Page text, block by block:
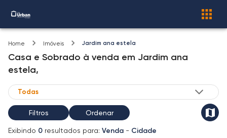
Home Imóveis Jardim ana estela
Casa e Sobrado à venda em Jardim ana
estela,
Filtros Ordenar
Exibindo 0 resultados para: Venda - Cidade